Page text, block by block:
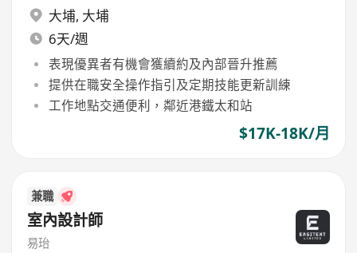
大埔, 大埔
6天/週
表現優異者有機會獲續約及內部晉升推薦
提供在職安全操作指引及定期技能更新訓練
工作地點交通便利，鄰近港鐵太和站
$17K-18K/月
兼職
室內設計師
易珆